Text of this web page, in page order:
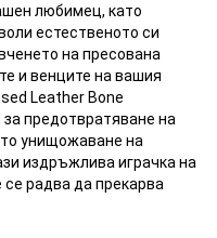
любимец, като
естественото си
на пресована
и венците на вашия
Leather Bone
предотвратяване на
унищожаване на
издръжлива играчка на
радва да прекарва